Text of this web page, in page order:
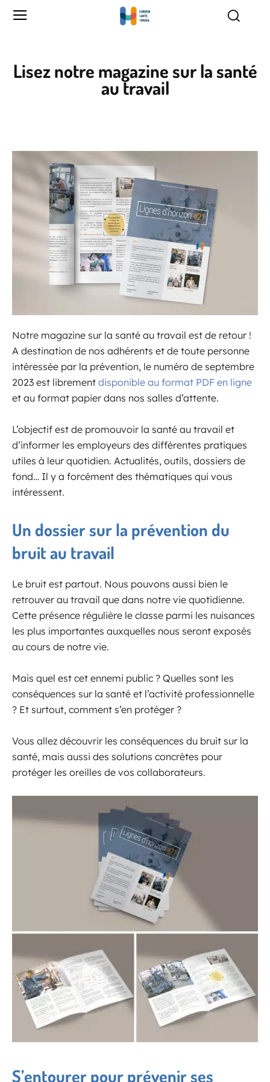
Lisez notre magazine sur la santé
au travail
Notre magazine sur la santé au travail est de retour !
A destination de nos adhérents et de toute personne
intéressée par la prévention, le numéro de septembre
2023 est librement disponible au format PDF en ligne
et au format papier dans nos salles d’attente.
L’objectif est de promouvoir la santé au travail et
d’informer les employeurs des différentes pratiques
utiles à leur quotidien. Actualités, outils, dossiers de
fond… Il y a forcément des thématiques qui vous
intéressent.
Un dossier sur la prévention du
bruit au travail
Le bruit est partout. Nous pouvons aussi bien le
retrouver au travail que dans notre vie quotidienne.
Cette présence régulière le classe parmi les nuisances
les plus importantes auxquelles nous seront exposés
au cours de notre vie.
Mais quel est cet ennemi public ? Quelles sont les
conséquences sur la santé et l’activité professionnelle
? Et surtout, comment s’en protéger ?
Vous allez découvrir les conséquences du bruit sur la
santé, mais aussi des solutions concrètes pour
protéger les oreilles de vos collaborateurs.
S’entourer pour prévenir ses